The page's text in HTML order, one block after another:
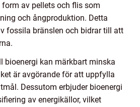
av pellets och flis som
och ångproduktion. Detta
fossila bränslen och bidrar till att
bioenergi kan märkbart minska
är avgörande för att uppfylla
Dessutom erbjuder bioenergi
av energikällor, vilket